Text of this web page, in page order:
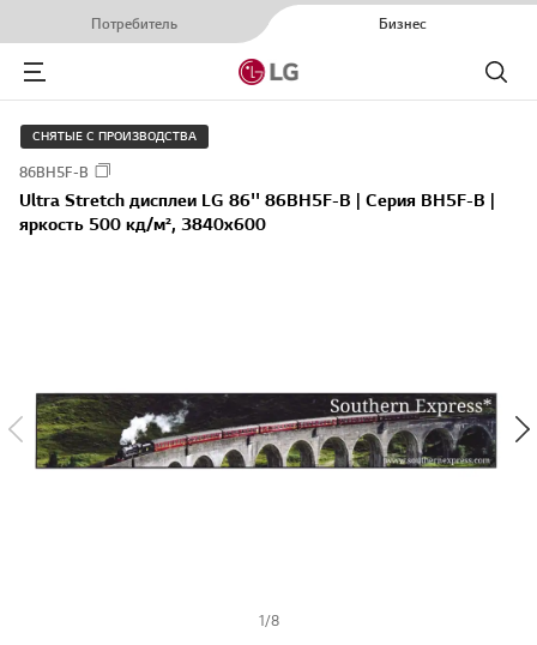
Потребитель Бизнес
Menu
Поиск
СНЯТЫЕ С ПРОИЗВОДСТВА
86BH5F-B
Ultra Stretch дисплеи LG 86'' 86BH5F-B | Серия BH5F-B |
яркость 500 кд/м², 3840x600
1/8